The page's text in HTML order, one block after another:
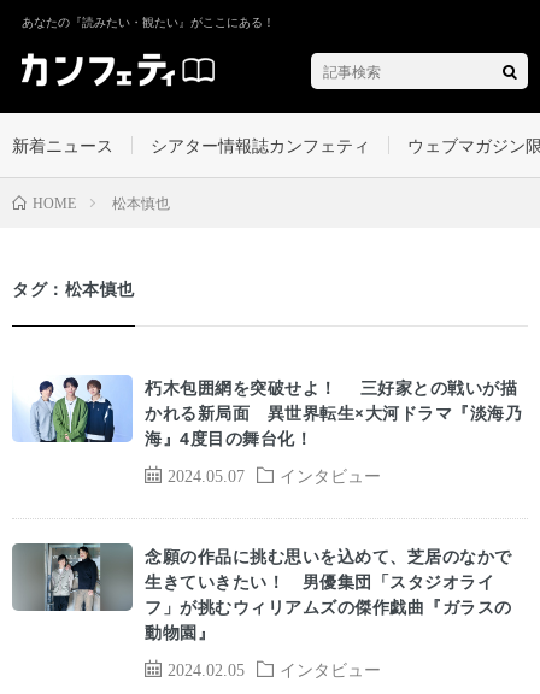
あなたの『読みたい・観たい』がここにある！
新着ニュース シアター情報誌カンフェティ ウェブマガジン
HOME 松本慎也
タグ：松本慎也
2024.05.07 インタビュー
朽木包囲網を突破せよ！ 三好家との戦いが描
かれる新局面 異世界転生×大河ドラマ『淡海乃
海』4度目の舞台化！
2024.02.05 インタビュー
念願の作品に挑む思いを込めて、芝居のなかで
生きていきたい！ 男優集団「スタジオライ
フ」が挑むウィリアムズの傑作戯曲『ガラスの
動物園』